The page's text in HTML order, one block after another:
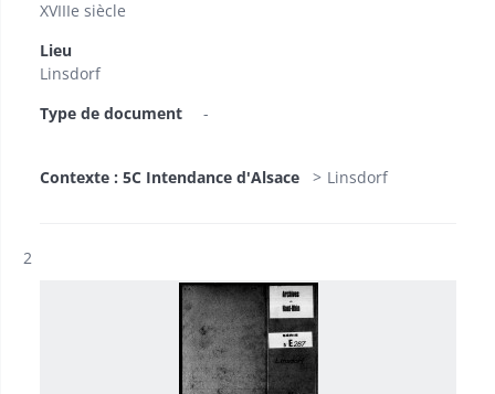
XVIIIe siècle
Lieu
Linsdorf
Type de document
-
Contexte : 5C Intendance d'Alsace Linsdorf
Résultat n°
2